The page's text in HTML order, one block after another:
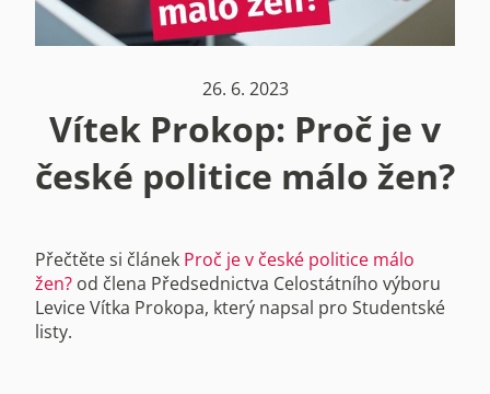
26. 6. 2023
Vítek Prokop: Proč je v
české politice málo žen?
Přečtěte si článek Proč je v české politice málo
žen? od člena Předsednictva Celostátního výboru
Levice Vítka Prokopa, který napsal pro Studentské
listy.